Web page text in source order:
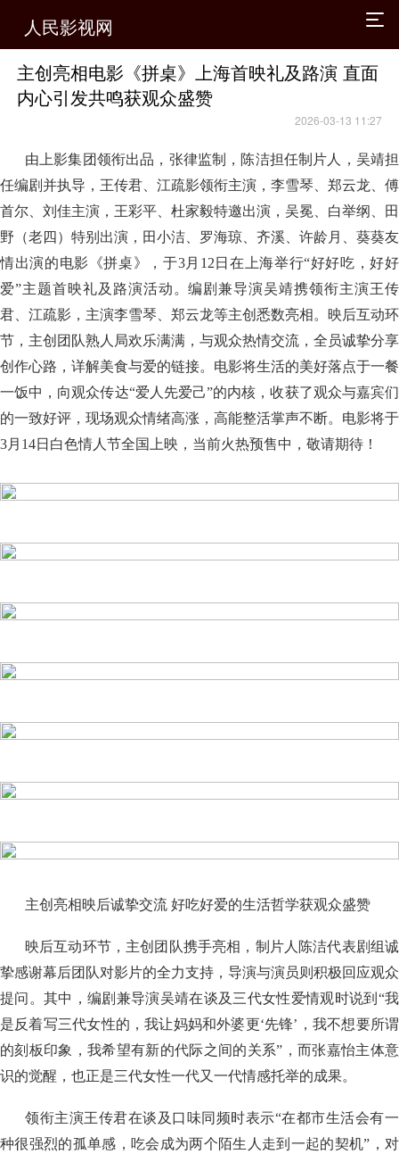
人民影视网
主创亮相电影《拼桌》上海首映礼及路演 直面
内心引发共鸣获观众盛赞
2026-03-13 11:27
由上影集团领衔出品，张律监制，陈洁担任制片人，吴靖担
任编剧并执导，王传君、江疏影领衔主演，李雪琴、郑云龙、傅
首尔、刘佳主演，王彩平、杜家毅特邀出演，吴冕、白举纲、田
野（老四）特别出演，田小洁、罗海琼、齐溪、许龄月、葵葵友
情出演的电影《拼桌》，于3月12日在上海举行“好好吃，好好
爱”主题首映礼及路演活动。编剧兼导演吴靖携领衔主演王传
君、江疏影，主演李雪琴、郑云龙等主创悉数亮相。映后互动环
节，主创团队熟人局欢乐满满，与观众热情交流，全员诚挚分享
创作心路，详解美食与爱的链接。电影将生活的美好落点于一餐
一饭中，向观众传达“爱人先爱己”的内核，收获了观众与嘉宾们
的一致好评，现场观众情绪高涨，高能整活掌声不断。电影将于
3月14日白色情人节全国上映，当前火热预售中，敬请期待！
主创亮相映后诚挚交流 好吃好爱的生活哲学获观众盛赞
映后互动环节，主创团队携手亮相，制片人陈洁代表剧组诚
挚感谢幕后团队对影片的全力支持，导演与演员则积极回应观众
提问。其中，编剧兼导演吴靖在谈及三代女性爱情观时说到“我
是反着写三代女性的，我让妈妈和外婆更‘先锋’，我不想要所谓
的刻板印象，我希望有新的代际之间的关系”，而张嘉怡主体意
识的觉醒，也正是三代女性一代又一代情感托举的成果。
领衔主演王传君在谈及口味同频时表示“在都市生活会有一
种很强烈的孤单感，吃会成为两个陌生人走到一起的契机”，对